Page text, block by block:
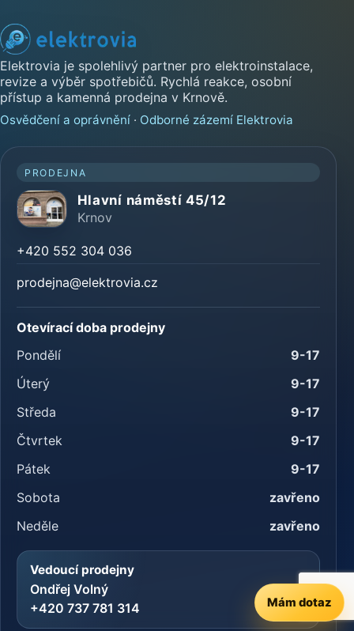
Mám dotaz
Elektrovia je spolehlivý partner pro elektroinstalace,
revize a výběr spotřebičů. Rychlá reakce, osobní
přístup a kamenná prodejna v Krnově.
Osvědčení a oprávnění · Odborné zázemí Elektrovia
PRODEJNA
Hlavní náměstí 45/12
Krnov
+420 552 304 036
prodejna@elektrovia.cz
Otevírací doba prodejny
Pondělí
9-17
Úterý
9-17
Středa
9-17
Čtvrtek
9-17
Pátek
9-17
Sobota
zavřeno
Neděle
zavřeno
Vedoucí prodejny
Ondřej Volný
+420 737 781 314